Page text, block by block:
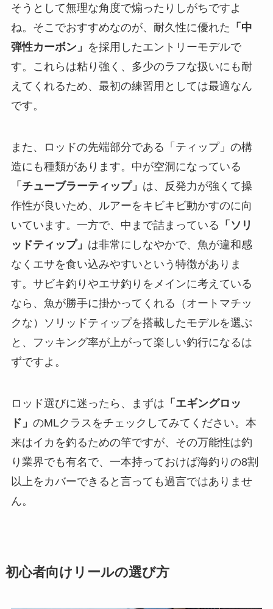
そうとして無理な角度で煽ったりしがちですよ
ね。そこでおすすめなのが、耐久性に優れた 「中
弾性カーボン」 を採用したエントリーモデルで
す。これらは粘り強く、多少のラフな扱いにも耐
えてくれるため、最初の練習用としては最適なん
です。
また、ロッドの先端部分である「ティップ」の構
造にも種類があります。中が空洞になっている
「チューブラーティップ」 は、反発力が強くて操
作性が良いため、ルアーをキビキビ動かすのに向
いています。一方で、中まで詰まっている 「ソリ
ッドティップ」 は非常にしなやかで、魚が違和感
なくエサを食い込みやすいという特徴がありま
す。サビキ釣りやエサ釣りをメインに考えている
なら、魚が勝手に掛かってくれる（オートマチッ
クな）ソリッドティップを搭載したモデルを選ぶ
と、フッキング率が上がって楽しい釣行になるは
ずですよ。
ロッド選びに迷ったら、まずは 「エギングロッ
ド」 のMLクラスをチェックしてみてください。本
来はイカを釣るための竿ですが、その万能性は釣
り業界でも有名で、一本持っておけば海釣りの8割
以上をカバーできると言っても過言ではありませ
ん。
初心者向けリールの選び方